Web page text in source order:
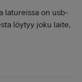
latureissa on usb-
löytyy joku laite,